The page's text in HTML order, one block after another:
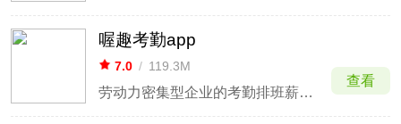
喔趣考勤app
7.0 / 119.3M
劳动力密集型企业的考勤排班薪资管理
查看